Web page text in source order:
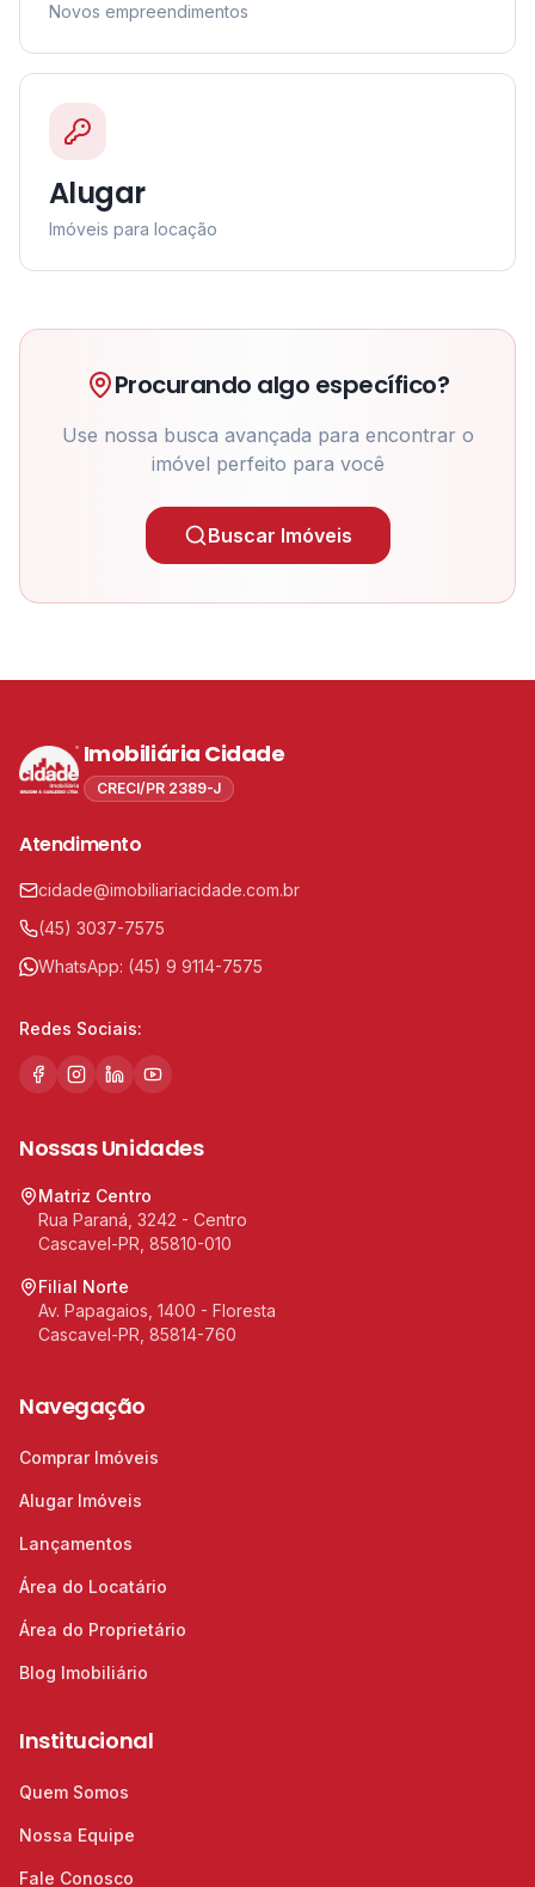
Novos empreendimentos
Alugar
Imóveis para locação
Procurando algo específico?
Use nossa busca avançada para encontrar o
imóvel perfeito para você
Buscar Imóveis
Imobiliária Cidade
CRECI/PR 2389-J
Atendimento
cidade@imobiliariacidade.com.br
(45) 3037-7575
WhatsApp: (45) 9 9114-7575
Redes Sociais:
Nossas Unidades
Matriz Centro
Rua Paraná, 3242 - Centro
Cascavel-PR, 85810-010
Filial Norte
Av. Papagaios, 1400 - Floresta
Cascavel-PR, 85814-760
Navegação
Comprar Imóveis
Alugar Imóveis
Lançamentos
Área do Locatário
Área do Proprietário
Blog Imobiliário
Institucional
Quem Somos
Nossa Equipe
Fale Conosco